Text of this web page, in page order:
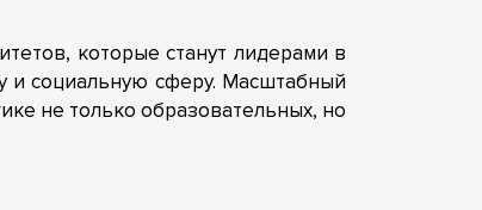
которые станут лидерами в
и социальную сферу. Масштабный
не только образовательных, но